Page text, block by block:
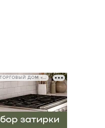
РЕКЛАМА • ООО СТРОИТЕЛЬНЫЙ ТОРГОВЫЙ ДОМ «ПЕТРОВИЧ», ИНН 7802348846